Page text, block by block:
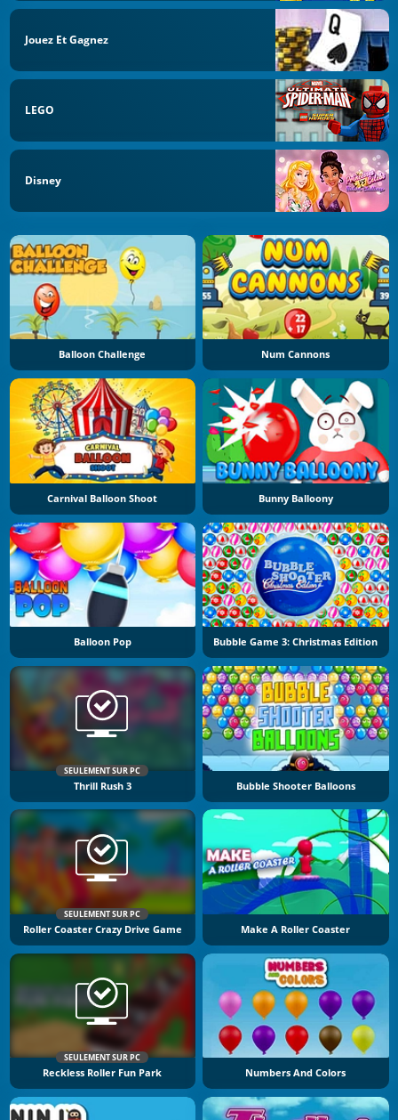
Jouez Et Gagnez
LEGO
Disney
Balloon Challenge Num Cannons
Carnival Balloon Shoot Bunny Balloony
Balloon Pop Bubble Game 3: Christmas Edition
SEULEMENT SUR PC
Thrill Rush 3 Bubble Shooter Balloons
SEULEMENT SUR PC
Roller Coaster Crazy Drive Game Make A Roller Coaster
SEULEMENT SUR PC
Reckless Roller Fun Park Numbers And Colors